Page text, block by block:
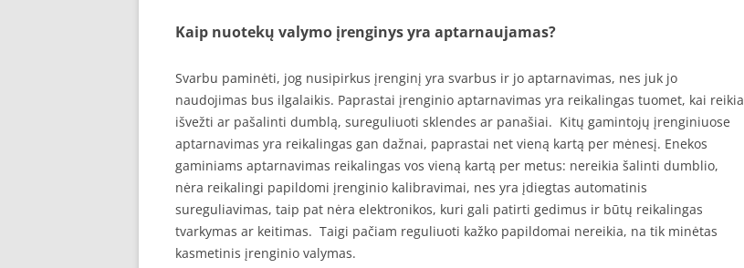
Kaip nuotekų valymo įrenginys yra aptarnaujamas?
Svarbu paminėti, jog nusipirkus įrenginį yra svarbus ir jo aptarnavimas, nes juk jo
naudojimas bus ilgalaikis. Paprastai įrenginio aptarnavimas yra reikalingas tuomet, kai reikia
išvežti ar pašalinti dumblą, sureguliuoti sklendes ar panašiai. Kitų gamintojų įrenginiuose
aptarnavimas yra reikalingas gan dažnai, paprastai net vieną kartą per mėnesį. Enekos
gaminiams aptarnavimas reikalingas vos vieną kartą per metus: nereikia šalinti dumblio,
nėra reikalingi papildomi įrenginio kalibravimai, nes yra įdiegtas automatinis
sureguliavimas, taip pat nėra elektronikos, kuri gali patirti gedimus ir būtų reikalingas
tvarkymas ar keitimas. Taigi pačiam reguliuoti kažko papildomai nereikia, na tik minėtas
kasmetinis įrenginio valymas.